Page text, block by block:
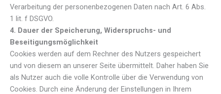
Verarbeitung der personenbezogenen Daten nach Art. 6 Abs.
1 lit. f DSGVO.
4. Dauer der Speicherung, Widerspruchs- und
Beseitigungsmöglichkeit
Cookies werden auf dem Rechner des Nutzers gespeichert
und von diesem an unserer Seite übermittelt. Daher haben Sie
als Nutzer auch die volle Kontrolle über die Verwendung von
Cookies. Durch eine Änderung der Einstellungen in Ihrem